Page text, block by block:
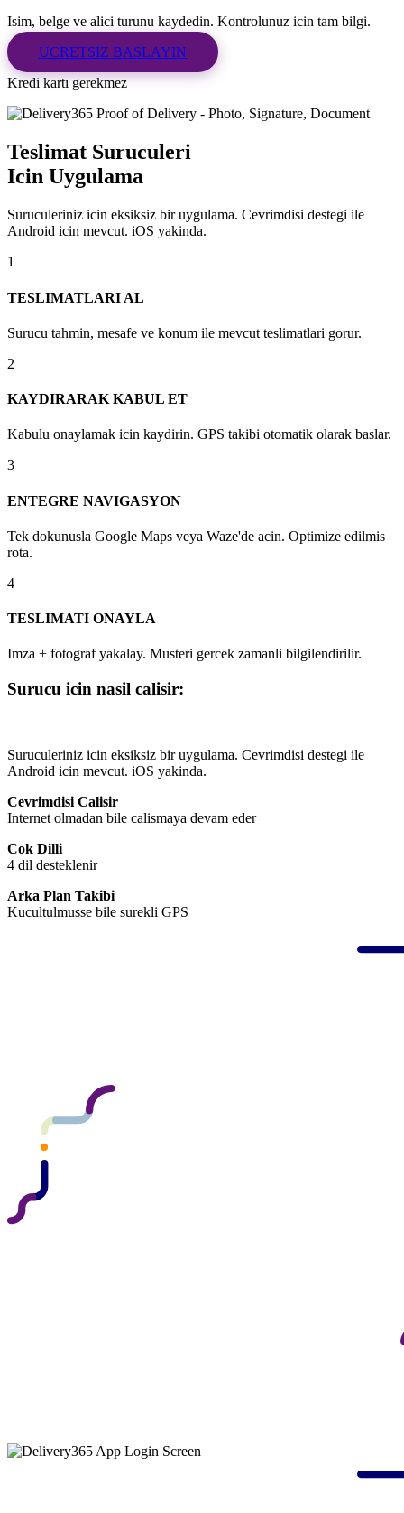
Isim, belge ve alici turunu kaydedin. Kontrolunuz icin tam bilgi.
UCRETSIZ BASLAYIN
Kredi kartı gerekmez
Teslimat Suruculeri
Icin Uygulama
Suruculeriniz icin eksiksiz bir uygulama. Cevrimdisi destegi ile
Android icin mevcut. iOS yakinda.
1
TESLIMATLARI AL
Surucu tahmin, mesafe ve konum ile mevcut teslimatlari gorur.
2
KAYDIRARAK KABUL ET
Kabulu onaylamak icin kaydirin. GPS takibi otomatik olarak baslar.
3
ENTEGRE NAVIGASYON
Tek dokunusla Google Maps veya Waze'de acin. Optimize edilmis
rota.
4
TESLIMATI ONAYLA
Imza + fotograf yakalay. Musteri gercek zamanli bilgilendirilir.
Surucu icin nasil calisir:
Suruculeriniz icin eksiksiz bir uygulama. Cevrimdisi destegi ile
Android icin mevcut. iOS yakinda.
Cevrimdisi Calisir
Internet olmadan bile calismaya devam eder
Cok Dilli
4 dil desteklenir
Arka Plan Takibi
Kucultulmusse bile surekli GPS